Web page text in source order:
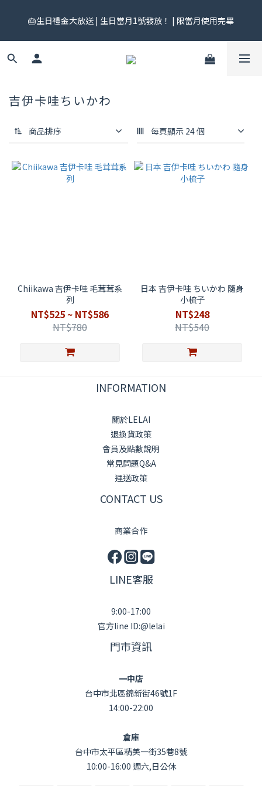
領券中心領，碼碼不同快去領！
🎂生日禮金大放送 | 生日當月1號發放！ | 限當月使用完畢
🎟️ 免運券來了！每月 25 號準時開搶｜$299／$999 各一張｜官網
吉伊卡哇ちいかわ
商品排序 每頁顯示 24 個
Chiikawa 吉伊卡哇 毛茸茸系
列
NT$525 ~ NT$586
NT$780
日本 吉伊卡哇 ちいかわ 隨身
小梳子
NT$248
NT$540
INFORMATION
關於LELAI
退換貨政策
會員及點數說明
常見問題Q&A
運送政策
CONTACT US
商業合作
LINE客服
9:00-17:00
官方line ID:@lelai
門市資訊
一中店
台中市北區錦新街46號1F
14:00-22:00
倉庫
台中市太平區精美一街35巷8號
10:00-16:00 週六,日公休